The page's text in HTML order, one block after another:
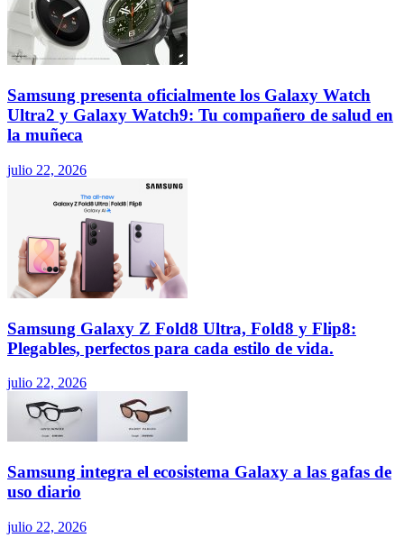
Samsung presenta oficialmente los Galaxy Watch
Ultra2 y Galaxy Watch9: Tu compañero de salud en
la muñeca
julio 22, 2026
Samsung Galaxy Z Fold8 Ultra, Fold8 y Flip8:
Plegables, perfectos para cada estilo de vida.
julio 22, 2026
Samsung integra el ecosistema Galaxy a las gafas de
uso diario
julio 22, 2026